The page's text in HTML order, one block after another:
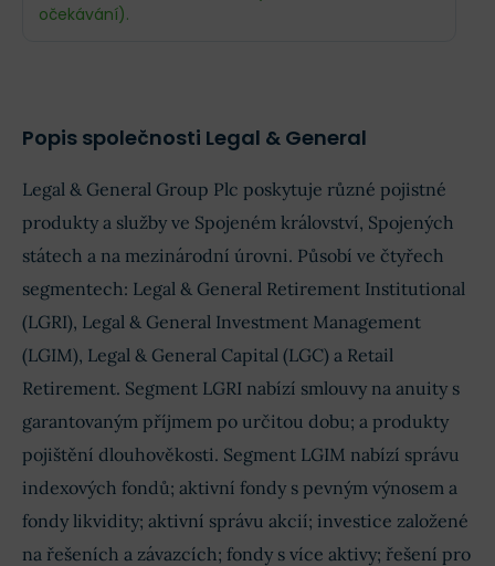
Příjmy
očekávání).
EPS £0,0034 £0,0036
Popis společnosti Legal & General
Legal & General Group Plc poskytuje různé pojistné
produkty a služby ve Spojeném království, Spojených
státech a na mezinárodní úrovni. Působí ve čtyřech
segmentech: Legal & General Retirement Institutional
(LGRI), Legal & General Investment Management
(LGIM), Legal & General Capital (LGC) a Retail
Retirement. Segment LGRI nabízí smlouvy na anuity s
garantovaným příjmem po určitou dobu; a produkty
pojištění dlouhověkosti. Segment LGIM nabízí správu
indexových fondů; aktivní fondy s pevným výnosem a
fondy likvidity; aktivní správu akcií; investice založené
na řešeních a závazcích; fondy s více aktivy; řešení pro